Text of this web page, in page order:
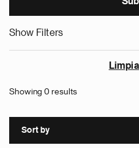
Show Filters
Showing 0 results
Sort by